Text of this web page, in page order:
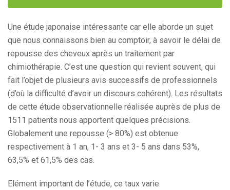
Une étude japonaise intéressante car elle aborde un sujet
que nous connaissons bien au comptoir, à savoir le délai de
repousse des cheveux après un traitement par
chimiothérapie. C’est une question qui revient souvent, qui
fait l’objet de plusieurs avis successifs de professionnels
(d’où la difficulté d’avoir un discours cohérent). Les résultats
de cette étude observationnelle réalisée auprès de plus de
1511 patients nous apportent quelques précisions.
Globalement une repousse (> 80%) est obtenue
respectivement à 1 an, 1- 3 ans et 3- 5 ans dans 53%,
63,5% et 61,5% des cas.
Elément important de l’étude, ce taux varie